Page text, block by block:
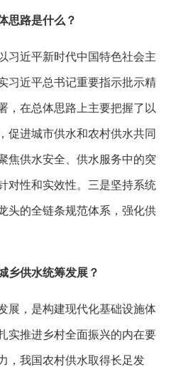
思路是什么？
习近平新时代中国特色社会主
习近平总书记重要指示批示精
，在总体思路上主要把握了以
促进城市供水和农村供水共同
焦供水安全、供水服务中的突
对性和实效性。三是坚持系统
头的全链条规范体系，强化供
乡供水统筹发展？
展，是构建现代化基础设施体
实推进乡村全面振兴的内在要
，我国农村供水取得长足发